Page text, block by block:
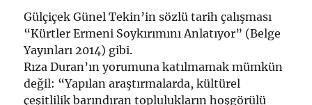
Gülçiçek Günel Tekin’in sözlü tarih çalışması
“Kürtler Ermeni Soykırımını Anlatıyor” (Belge
Yayınları 2014) gibi.
Rıza Duran’ın yorumuna katılmamak mümkün
değil: “Yapılan araştırmalarda, kültürel
çeşitlilik barındıran toplulukların hoşgörülü